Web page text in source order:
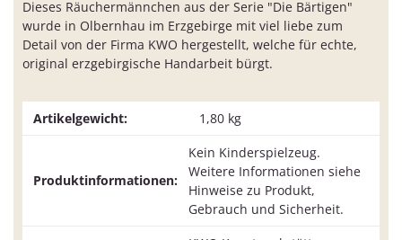
Dieses Räuchermännchen aus der Serie "Die Bärtigen"
wurde in Olbernhau im Erzgebirge mit viel liebe zum
Detail von der Firma KWO hergestellt, welche für echte,
original erzgebirgische Handarbeit bürgt.
Artikelgewicht: 1,80 kg
Produktinformationen:
Kein Kinderspielzeug.
Weitere Informationen siehe
Hinweise zu Produkt,
Gebrauch und Sicherheit.